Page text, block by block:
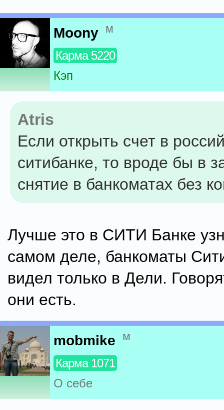
Moony м
Карма 5220
Кэп
Atris
Если открыть счет в
ситибанке, то вроде бы в
снятие в банкоматах без
Лучше это в СИТИ Банке
самом деле, банкоматы
видел только в Дели.
они есть.
mobmike м
Карма 1071
О себе